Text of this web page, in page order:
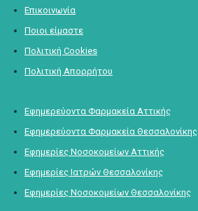
Επικοινωνία
Ποιοι είμαστε
Πολιτική Cookies
Πολιτική Απορρήτου
Εφημερεύοντα Φαρμακεία Αττικής
Εφημερεύοντα Φαρμακεία Θεσσαλονίκης
Εφημερίες Νοσοκομείων Αττικής
Εφημερίες Ιατρών Θεσσαλονίκης
Εφημερίες Νοσοκομείων Θεσσαλονίκης